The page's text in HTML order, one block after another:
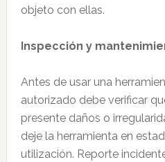
objeto con ellas.
Inspección y
Antes de usar una
autorizado debe verificar
presente daños o
deje la herramienta en
utilización. Reporte